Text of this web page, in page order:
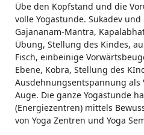
Übe den Kopfstand und die
volle Yogastunde. Sukadev
Gajananam-Mantra,
Übung, Stellung des Kindes,
Fisch, einbeinige
Ebene, Kobra, Stellung des
Ausdehnungsentspannung
Auge. Die ganze Yogastunde
(Energiezentren) mittels
von Yoga Zentren und Yoga